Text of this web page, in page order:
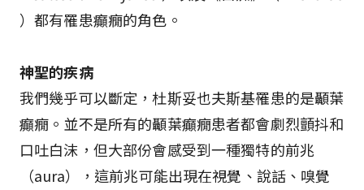
）都有罹患癲癇的角色。
神聖的疾病
我們幾乎可以斷定，杜斯妥也夫斯基罹患的是顳葉
癲癇。並不是所有的顳葉癲癇患者都會劇烈顫抖和
口吐白沫，但大部份會感受到一種獨特的前兆
（aura），這前兆可能出現在視覺、說話、嗅覺